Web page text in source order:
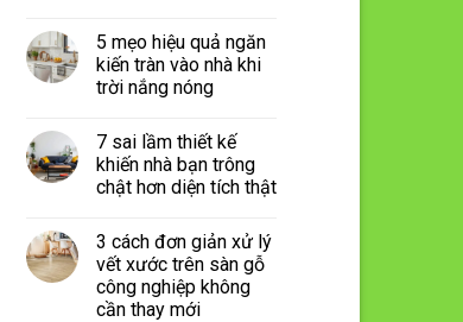
5 mẹo hiệu quả ngăn
kiến tràn vào nhà khi
trời nắng nóng
7 sai lầm thiết kế
khiến nhà bạn trông
chật hơn diện tích thật
3 cách đơn giản xử lý
vết xước trên sàn gỗ
công nghiệp không
cần thay mới